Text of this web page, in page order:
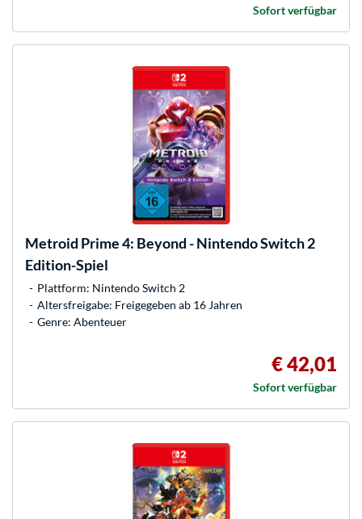
Sofort verfügbar
Metroid Prime 4: Beyond - Nintendo Switch 2
Edition-Spiel
Plattform: Nintendo Switch 2
Altersfreigabe: Freigegeben ab 16 Jahren
Genre: Abenteuer
€ 42,01
Sofort verfügbar